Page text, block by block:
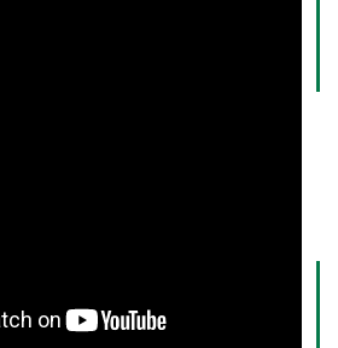
à la colique et rend les